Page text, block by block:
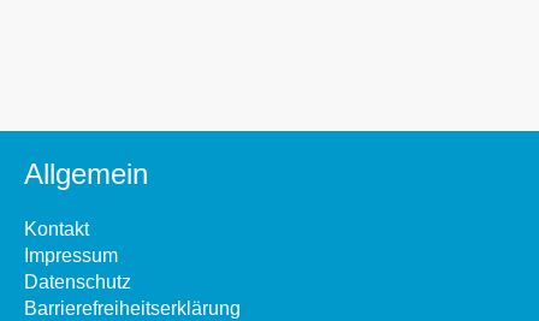
Allgemein
Kontakt
Impressum
Datenschutz
Barrierefreiheitserklärung